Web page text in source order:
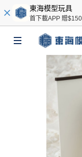
東海模型玩具
首下載APP 贈